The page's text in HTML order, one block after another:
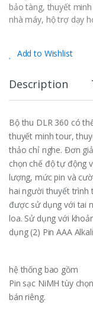
bảo tàng, thuyết
nhà máy, hộ trợ dạy
Add to Wishlist
Description
Bộ thu DLR 360 có
thuyết minh tour,
thảo chỉ nghe. Đơn
chọn chế độ tự động
lượng, mức pin và
hai người thuyết trình
được sử dụng với tai
loa. Sử dụng với
dụng (2) Pin AAA
hệ thống bao gồm
Pin sạc NiMH tùy
bán riêng.